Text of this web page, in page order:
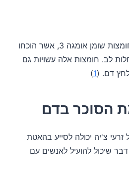
זרעי צ'יה הם מקור טוב לחומצות שומן אומגה 3, אשר הוכחו
לב. חומצות אלה עשויות גם
דם. (1
)
הסוכר בדם
צ'יה יכולה לסייע בהאטת
שיכול להועיל לאנשים עם